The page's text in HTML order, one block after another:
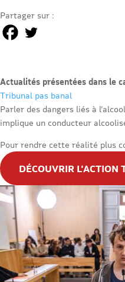
Partager sur :
Actualités présentées dans le
Tribunal pas banal
Parler des dangers liés à
implique un conducteur
Pour rendre cette réalité plus
DÉCOUVRIR L'ACTION